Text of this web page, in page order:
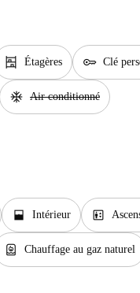
shelves Étagères key Clé
ac_unit Air conditionné
window_open Intérieur elevator
water_heater Chauffage au gaz naturel